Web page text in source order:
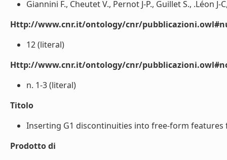
Giannini F., Cheutet V., Pernot J-P., Guillet S., .Léon J-
Http://www.cnr.it/ontology/cnr/
12 (literal)
Http://www.cnr.it/ontology/cnr/
n. 1-3 (literal)
Titolo
Inserting G1 discontinuities into free-form features
Prodotto di